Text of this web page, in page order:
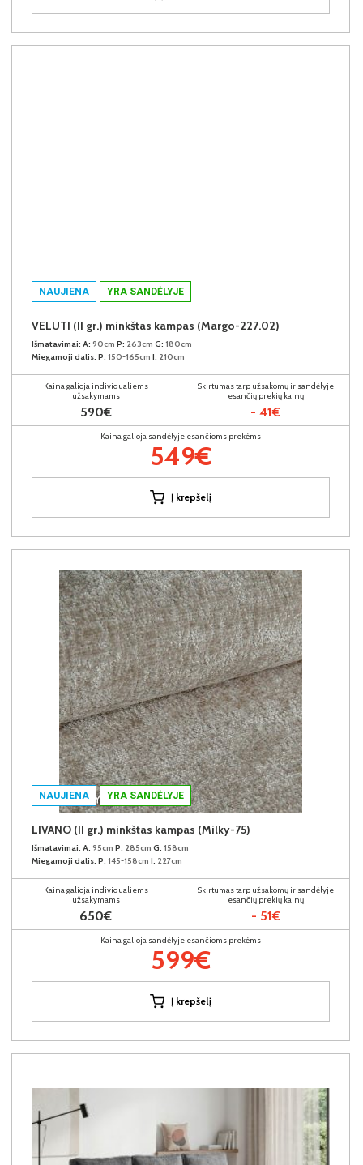
NAUJIENA YRA SANDĖLYJE
VELUTI (II gr.) minkštas kampas (Margo-227.02)
Išmatavimai: A: 90cm P: 263cm G: 180cm
Miegamoji dalis: P: 150-165cm I: 210cm
Kaina galioja individualiems
užsakymams
590€
Skirtumas tarp užsakomų ir sandėlyje
esančių prekių kainų
- 41€
Kaina galioja sandėlyje esančioms prekėms
549€
Į krepšelį
NAUJIENA YRA SANDĖLYJE
LIVANO (II gr.) minkštas kampas (Milky-75)
Išmatavimai: A: 95cm P: 285cm G: 158cm
Miegamoji dalis: P: 145-158cm I: 227cm
Kaina galioja individualiems
užsakymams
650€
Skirtumas tarp užsakomų ir sandėlyje
esančių prekių kainų
- 51€
Kaina galioja sandėlyje esančioms prekėms
599€
Į krepšelį